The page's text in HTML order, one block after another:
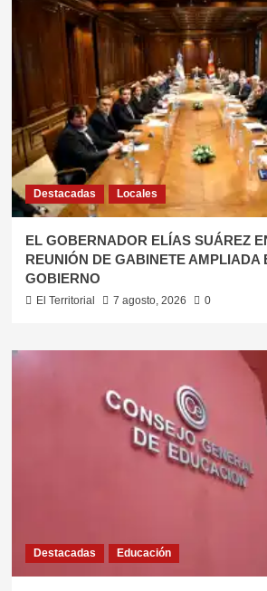
Destacadas Locales
EL GOBERNADOR ELÍAS SUÁREZ
REUNIÓN DE GABINETE AMPLIADA
GOBIERNO
El Territorial 7 agosto, 2026 0
Destacadas Educación